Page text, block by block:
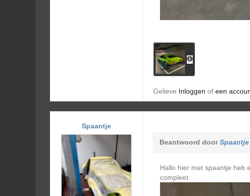
Gelieve Inloggen of een
Spaantje
Beantwoord doorSpaantje
Hallo hier met spaantje heb
compleet